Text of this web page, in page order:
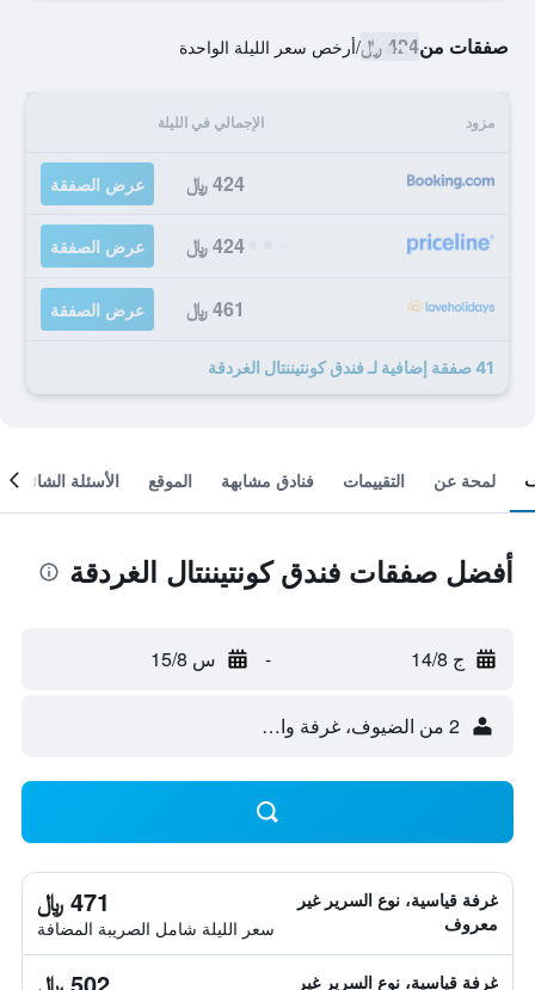
صفقات من424 ﷼ /أرخص سعر الليلة الواحدة
مزود الإجمالي في الليلة
424 ﷼ عرض الصفقة
424 ﷼ عرض الصفقة
461 ﷼ عرض الصفقة
41 صفقة إضافية لـ فندق كونتيننتال الغردقة
لمحة عن التقييمات فنادق مشابهة الموقع الأسئلة الشائعة
أفضل صفقات فندق كونتيننتال الغردقة
ج 14/8 - س 15/8
2 من الضيوف، غرفة واحدة
غرفة قياسية، نوع السرير غير
معروف
471 ﷼
سعر الليلة شامل الصريبة المضافة
غرفة قياسية، نوع السرير غير